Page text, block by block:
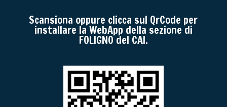
Scansiona oppure clicca sul QrCode per
installare la WebApp della sezione di
FOLIGNO del CAI.